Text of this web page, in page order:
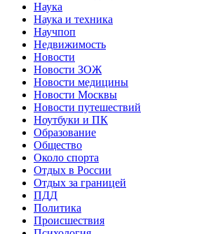
Наука
Наука и техника
Научпоп
Недвижимость
Новости
Новости ЗОЖ
Новости медицины
Новости Москвы
Новости путешествий
Ноутбуки и ПК
Образование
Общество
Около спорта
Отдых в России
Отдых за границей
ПДД
Политика
Происшествия